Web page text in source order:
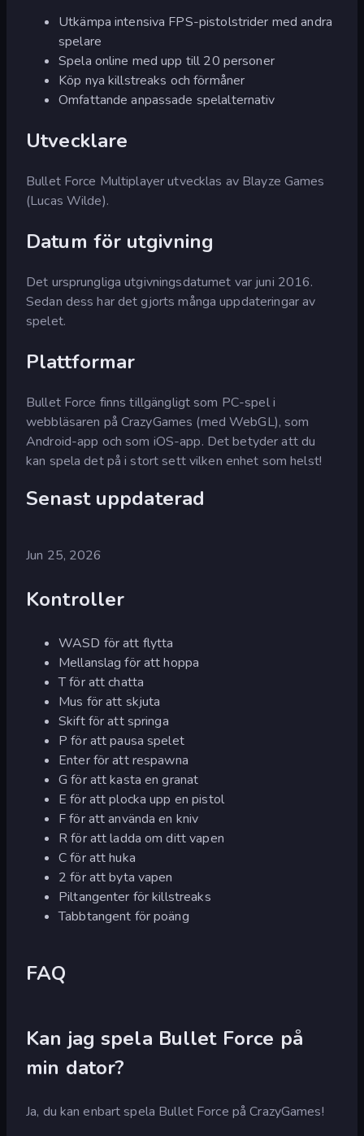
Utkämpa intensiva FPS-pistolstrider med andra
spelare
Spela online med upp till 20 personer
Köp nya killstreaks och förmåner
Omfattande anpassade spelalternativ
Utvecklare
Bullet Force Multiplayer utvecklas av Blayze Games
(Lucas Wilde).
Datum för utgivning
Det ursprungliga utgivningsdatumet var juni 2016.
Sedan dess har det gjorts många uppdateringar av
spelet.
Plattformar
Bullet Force finns tillgängligt som PC-spel i
webbläsaren på CrazyGames (med WebGL), som
Android-app och som iOS-app. Det betyder att du
kan spela det på i stort sett vilken enhet som helst!
Senast uppdaterad
Jun 25, 2026
Kontroller
WASD för att flytta
Mellanslag för att hoppa
T för att chatta
Mus för att skjuta
Skift för att springa
P för att pausa spelet
Enter för att respawna
G för att kasta en granat
E för att plocka upp en pistol
F för att använda en kniv
R för att ladda om ditt vapen
C för att huka
2 för att byta vapen
Piltangenter för killstreaks
Tabbtangent för poäng
FAQ
Kan jag spela Bullet Force på
min dator?
Ja, du kan enbart spela Bullet Force på CrazyGames!